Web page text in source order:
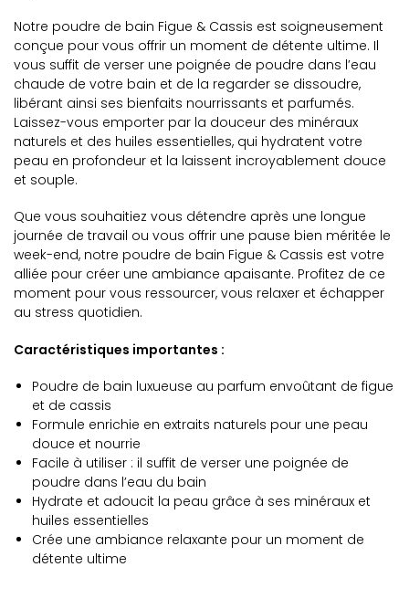
Notre poudre de bain Figue & Cassis est soigneusement
conçue pour vous offrir un moment de détente ultime. Il
vous suffit de verser une poignée de poudre dans l’eau
chaude de votre bain et de la regarder se dissoudre,
libérant ainsi ses bienfaits nourrissants et parfumés.
Laissez-vous emporter par la douceur des minéraux
naturels et des huiles essentielles, qui hydratent votre
peau en profondeur et la laissent incroyablement douce
et souple.
Que vous souhaitiez vous détendre après une longue
journée de travail ou vous offrir une pause bien méritée le
week-end, notre poudre de bain Figue & Cassis est votre
alliée pour créer une ambiance apaisante. Profitez de ce
moment pour vous ressourcer, vous relaxer et échapper
au stress quotidien.
Caractéristiques importantes :
Poudre de bain luxueuse au parfum envoûtant de figue
et de cassis
Formule enrichie en extraits naturels pour une peau
douce et nourrie
Facile à utiliser : il suffit de verser une poignée de
poudre dans l’eau du bain
Hydrate et adoucit la peau grâce à ses minéraux et
huiles essentielles
Crée une ambiance relaxante pour un moment de
détente ultime